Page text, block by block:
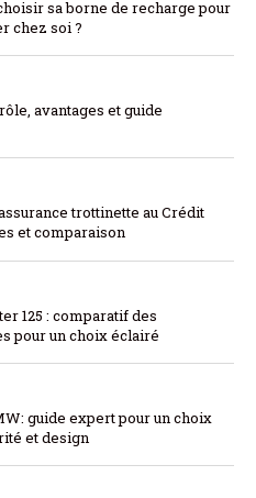
sa borne de recharge pour
chez soi ?
avantages et guide
trottinette au Crédit
et comparaison
125 : comparatif des
pour un choix éclairé
guide expert pour un choix
et design